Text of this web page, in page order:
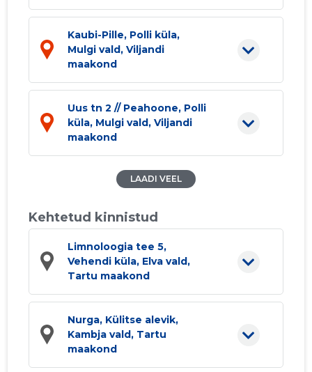
Kaubi-Pille, Polli küla,
Mulgi vald, Viljandi
maakond
Uus tn 2 // Peahoone, Polli
küla, Mulgi vald, Viljandi
maakond
LAADI VEEL
Kehtetud kinnistud
Limnoloogia tee 5,
Vehendi küla, Elva vald,
Tartu maakond
Nurga, Külitse alevik,
Kambja vald, Tartu
maakond